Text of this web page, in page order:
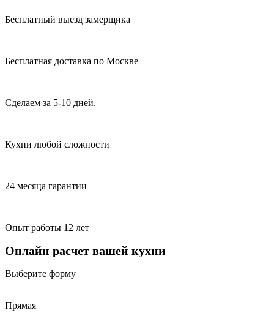
Бесплатный выезд замерщика
Бесплатная доставка по Москве
Сделаем за 5-10 дней.
Кухни любой сложности
24 месяца гарантии
Опыт работы 12 лет
Онлайн расчет вашей кухни
Выберите форму
Прямая